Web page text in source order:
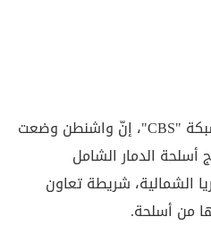
وقال بولتون في تصريحات لشبكة "CBS"، إنّ واشنطن وضعت
أسلحة الدمار الشامل
الشمالية، شريطة تعاون
من أسلحة.